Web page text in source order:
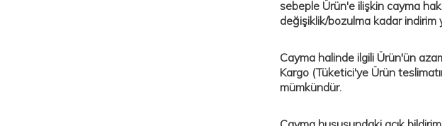
sebeple Ürün'e ilişkin cayma
değişiklik/bozulma kadar indirim
Cayma halinde ilgili Ürün'ün
Kargo (Tüketici'ye Ürün
mümkündür.